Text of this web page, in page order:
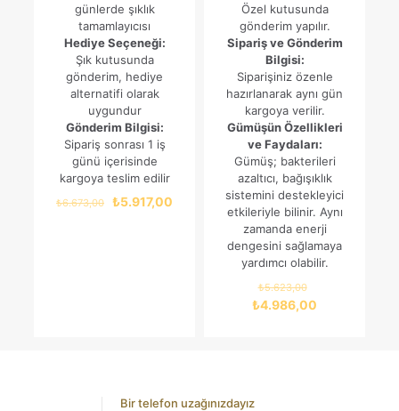
günlerde şıklık
tamamlayıcısı
Hediye Seçeneği:
Şık kutusunda
gönderim, hediye
alternatifi olarak
uygundur
Gönderim Bilgisi:
Sipariş sonrası 1 iş
günü içerisinde
kargoya teslim edilir
₺6.673,00
Orijinal
₺5.917,00
₺5.917,00.
Özel kutusunda
gönderim yapılır.
Sipariş ve Gönderim
Bilgisi:
Siparişiniz özenle
hazırlanarak aynı gün
kargoya verilir.
Gümüşün Özellikleri
ve Faydaları:
Gümüş; bakterileri
azaltıcı, bağışıklık
sistemini destekleyici
etkileriyle bilinir. Aynı
zamanda enerji
dengesini sağlamaya
yardımcı olabilir.
₺5.623,00
fiyat:
₺4.986,00
Bir telefon uzağınızdayız